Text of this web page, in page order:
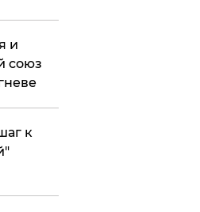
и
союз
к